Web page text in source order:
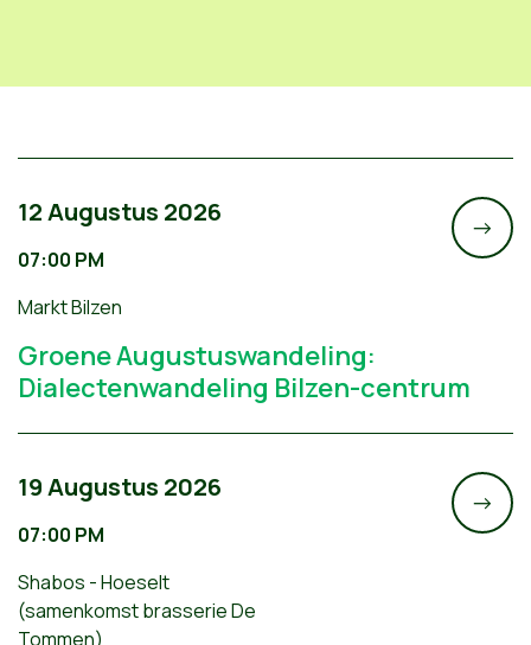
12 Augustus 2026
07:00 PM
Markt Bilzen
Groene Augustuswandeling:
Dialectenwandeling Bilzen-centrum
->
19 Augustus 2026
07:00 PM
Shabos - Hoeselt
(samenkomst brasserie De
Tommen)
->